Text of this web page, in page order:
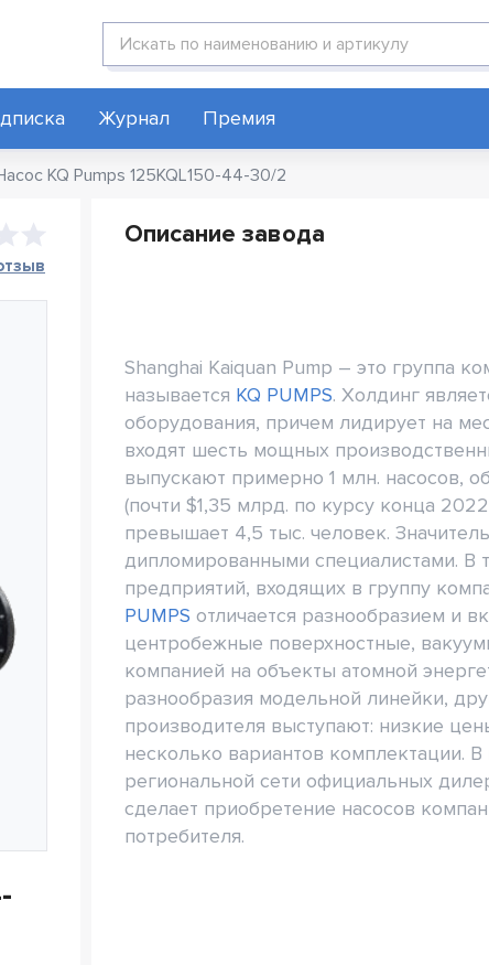
Поиск по каталогу
Журнал Премия
KQ Pumps 125KQL150-44-30/2
Описание завода
Shanghai Kaiquan Pump – это группа
называется KQ PUMPS. Холдинг
оборудования, причем лидирует на
входят шесть мощных
выпускают примерно 1 млн. насосов,
(почти $1,35 млрд. по курсу конца
превышает 4,5 тыс. человек.
дипломированными специалистами.
предприятий, входящих в группу
PUMPS отличается разнообразием и
центробежные поверхностные,
компанией на объекты атомной
разнообразия модельной линейки,
производителя выступают: низкие
несколько вариантов комплектации. В
региональной сети официальных
сделает приобретение насосов
потребителя.